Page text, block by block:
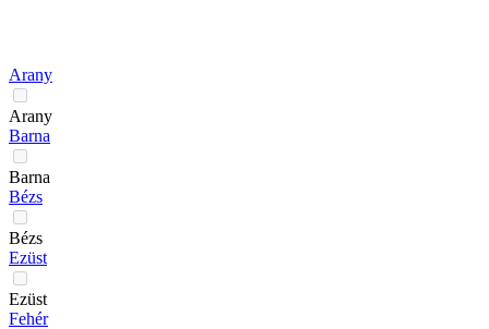
Arany
Arany
Barna
Barna
Bézs
Bézs
Ezüst
Ezüst
Fehér